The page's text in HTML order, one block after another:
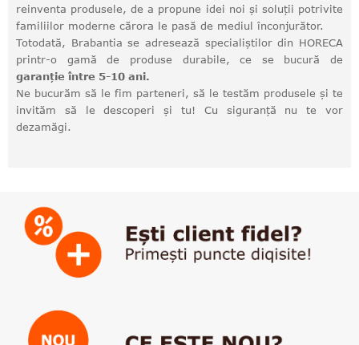
reinventa produsele, de a propune idei noi și soluții potrivite
familiilor moderne cărora le pasă de mediul înconjurător.
Totodată, Brabantia se adresează specialiștilor din HORECA
printr-o gamă de produse durabile, ce se bucură de
garanție între 5-10 ani.
Ne bucurăm să le fim parteneri, să le testăm produsele și te
invităm să le descoperi și tu! Cu siguranță nu te vor
dezamăgi.